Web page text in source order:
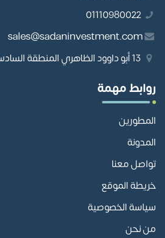
01110980022
sales@sadaninvestment.com
روابط مهمة
المطورين
المدونة
تواصل معنا
خريطة الموقع
سياسة الخصوصية
من نحن